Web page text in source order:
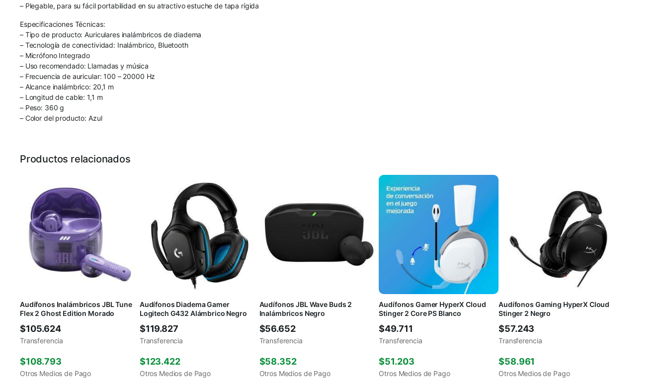
– Plegable, para su fácil portabilidad en su atractivo estuche de tapa rígida
Especificaciones Técnicas:
– Tipo de producto: Auriculares inalámbricos de diadema
– Tecnología de conectividad: Inalámbrico, Bluetooth
– Micrófono Integrado
– Uso recomendado: Llamadas y música
– Frecuencia de auricular: 100 – 20000 Hz
– Alcance inalámbrico: 20,1 m
– Longitud de cable: 1,1 m
– Peso: 360 g
– Color del producto: Azul
Productos relacionados
Audífonos Inalámbricos JBL Tune
Flex 2 Ghost Edition Morado
$105.624
Transferencia
$108.793
Otros Medios de Pago
Audífonos Diadema Gamer
Logitech G432 Alámbrico Negro
$119.827
Transferencia
$123.422
Otros Medios de Pago
Audífonos JBL Wave Buds 2
Inalámbricos Negro
$56.652
Transferencia
$58.352
Otros Medios de Pago
Audífonos Gamer HyperX Cloud
Stinger 2 Core PS Blanco
$49.711
Transferencia
$51.203
Otros Medios de Pago
Audífonos Gaming HyperX Cloud
Stinger 2 Negro
$57.243
Transferencia
$58.961
Otros Medios de Pago